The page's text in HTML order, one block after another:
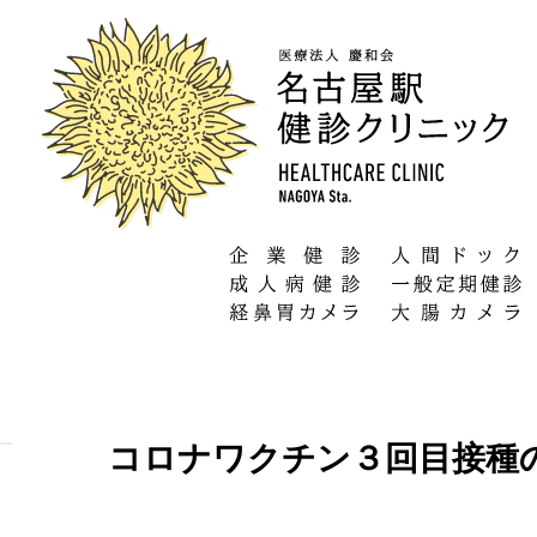
コロナワクチン３回目接種